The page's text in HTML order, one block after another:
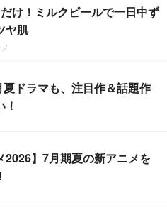
け！ミルクピールで一日中ず
ヤ肌
ドラマも、注目作＆話題作
2026】7月期夏の新アニメを